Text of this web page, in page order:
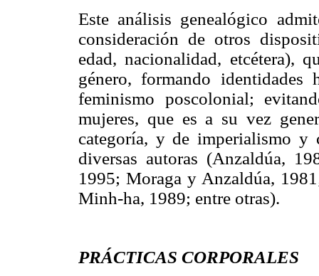
Este análisis genealógico
consideración de otros
edad, nacionalidad, etcétera),
género, formando
feminismo poscolonial;
mujeres, que es a su vez
categoría, y de imperialismo y
diversas autoras (Anzaldúa,
1995; Moraga y Anzaldúa,
Minh-ha, 1989; entre otras).
PRÁCTICAS CORPORALES